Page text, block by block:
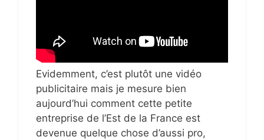
Evidemment, c’est plutôt une vidéo
publicitaire mais je mesure bien
aujourd’hui comment cette petite
entreprise de l’Est de la France est
devenue quelque chose d’aussi pro,